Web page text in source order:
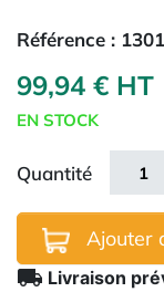
Référence :
99,94 € HT
EN STOCK
Quantité
Ajouter
local_shipping Livraison